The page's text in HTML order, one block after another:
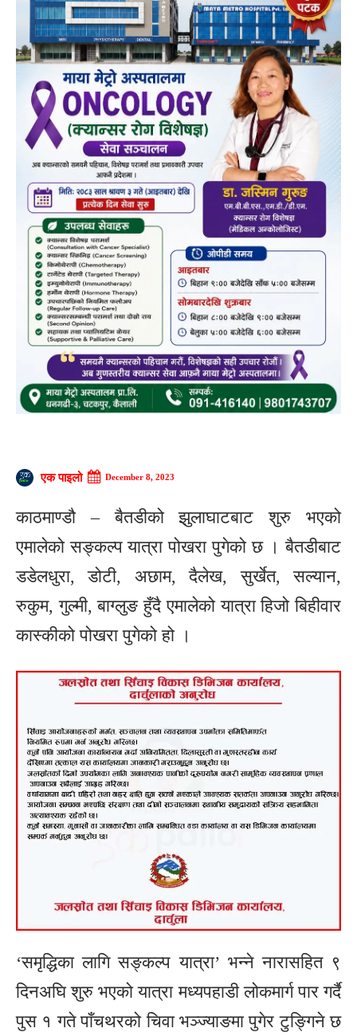
एक पाइलो December 8, 2023
काठमाण्डौ – बैतडीको झुलाघाटबाट शुरु भएको
एमालेको सङ्कल्प यात्रा पोखरा पुगेको छ । बैतडीबाट
डडेलधुरा, डोटी, अछाम, दैलेख, सुर्खेत, सल्यान,
रुकुम, गुल्मी, बाग्लुङ हुँदै एमालेको यात्रा हिजो बिहीवार
कास्कीको पोखरा पुगेको हो ।
‘समृद्धिका लागि सङ्कल्प यात्रा’ भन्ने नारासहित ९
दिनअघि शुरु भएको यात्रा मध्यपहाडी लोकमार्ग पार गर्दै
पुस १ गते पाँचथरको चिवा भञ्ज्याङमा पुगेर टुङ्गिने छ